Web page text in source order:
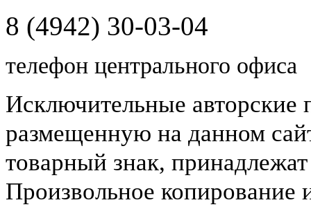
8 (4942) 30-03-04
телефон центрального офиса
Исключительные
размещенную на данном
товарный знак,
Произвольное копирование